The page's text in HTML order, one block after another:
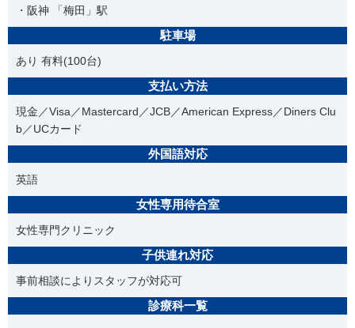
・阪神 「梅田」駅
駐車場
あり 有料(100台)
支払い方法
現金／Visa／Mastercard／JCB／American Express／Diners Clu
b／UCカード
外国語対応
英語
女性専用待合室
女性専門クリニック
子供連れ対応
事前相談によりスタッフが対応可
診療科一覧